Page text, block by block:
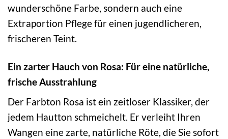
wunderschöne Farbe, sondern auch eine
Extraportion Pflege für einen jugendlicheren,
frischeren Teint.
Ein zarter Hauch von Rosa: Für eine natürliche,
frische Ausstrahlung
Der Farbton Rosa ist ein zeitloser Klassiker, der
jedem Hautton schmeichelt. Er verleiht Ihren
Wangen eine zarte, natürliche Röte, die Sie sofort